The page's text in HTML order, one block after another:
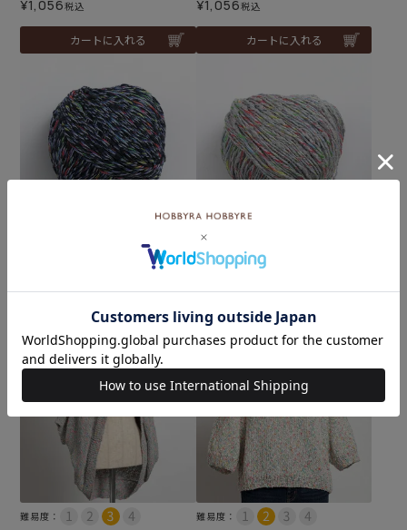
¥1,056税込
カートに入れる
¥1,056税込
カートに入れる
コットンプリズム col.05N
カートに入れる
コットンプリズム col.06GR
カートに入れる
難易度： 難易度：